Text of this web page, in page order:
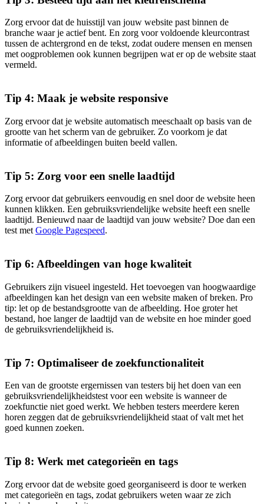
Zorg ervoor dat de huisstijl van jouw website past binnen de
branche waar je actief bent. En zorg voor voldoende kleurcontrast
tussen de achtergrond en de tekst, zodat oudere mensen en mensen
met oogproblemen ook kunnen begrijpen wat er op de website staat
vermeld.
Tip 4: Maak je website responsive
Zorg ervoor dat je website automatisch meeschaalt op basis van de
grootte van het scherm van de gebruiker. Zo voorkom je dat
informatie of afbeeldingen buiten beeld vallen.
Tip 5: Zorg voor een snelle laadtijd
Zorg ervoor dat gebruikers eenvoudig en snel door de website heen
kunnen klikken. Een gebruiksvriendelijke website heeft een snelle
laadtijd. Benieuwd naar de laadtijd van jouw website? Doe dan een
test met Google Pagespeed.
Tip 6: Afbeeldingen van hoge kwaliteit
Gebruikers zijn visueel ingesteld. Het toevoegen van hoogwaardige
afbeeldingen kan het design van een website maken of breken. Pro
tip: let op de bestandsgrootte van de afbeelding. Hoe groter het
bestand, hoe langer de laadtijd van de website en hoe minder goed
de gebruiksvriendelijkheid is.
Tip 7: Optimaliseer de zoekfunctionaliteit
Een van de grootste ergernissen van testers bij het doen van een
gebruiksvriendelijkheidstest voor een website is wanneer de
zoekfunctie niet goed werkt. We hebben testers meerdere keren
horen zeggen dat de gebruiksvriendelijkheid staat of valt met het
goed kunnen zoeken.
Tip 8: Werk met categorieën en tags
Zorg ervoor dat de website goed georganiseerd is door te werken
met categorieën en tags, zodat gebruikers weten waar ze zich